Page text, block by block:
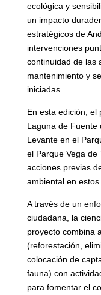
ecológica y
un impacto
estratégicos de
intervenciones
continuidad de las
mantenimiento y
iniciadas.
En esta edición, el
Laguna de Fuente
Levante en el
el Parque Vega de
acciones previas
ambiental en estos
A través de un
ciudadana, la
proyecto combina
(reforestación,
colocación de
fauna) con
para fomentar el